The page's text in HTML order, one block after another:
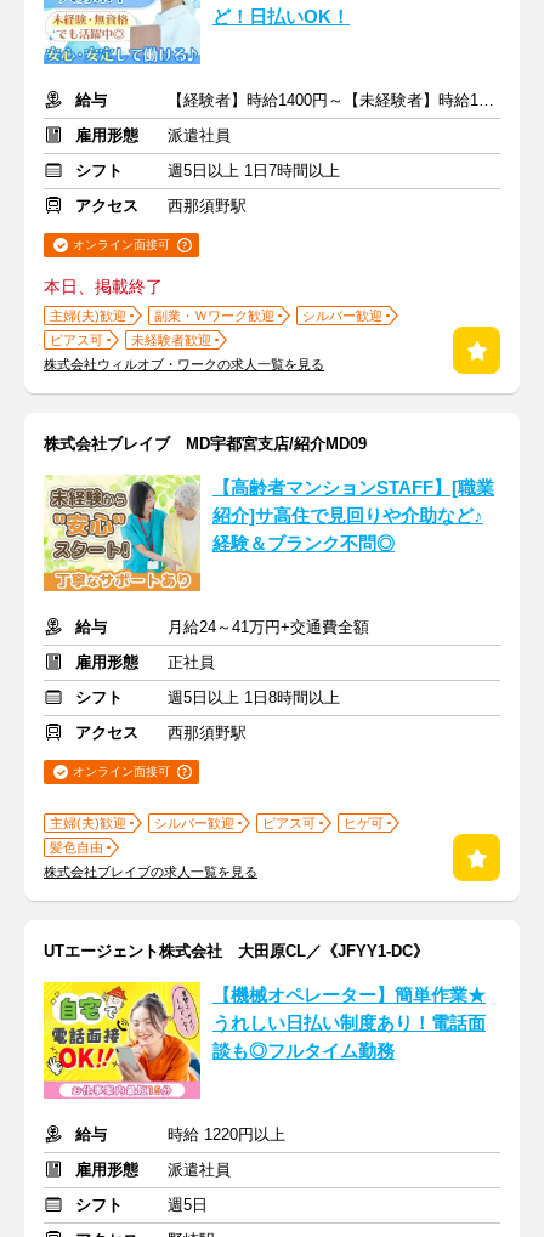
ど！日払いOK！
給与
【経験者】時給1400円～【未経験者】時給1300円～ ＋交通費
雇用形態
派遣社員
シフト
週5日以上 1日7時間以上
アクセス
西那須野駅
オンライン面接可
本日、掲載終了
主婦(夫)歓迎 副業・Ｗワーク歓迎
シルバー歓迎
ピアス可
未経験者歓迎
株式会社ウィルオブ・ワークの求人一覧を見る
株式会社ブレイブ MD宇都宮支店/紹介MD09
【高齢者マンションSTAFF】[職業
紹介]サ高住で見回りや介助など♪
経験＆ブランク不問◎
給与
月給24～41万円+交通費全額
雇用形態
正社員
シフト
週5日以上 1日8時間以上
アクセス
西那須野駅
オンライン面接可
主婦(夫)歓迎 シルバー歓迎 ピアス可
ヒゲ可
髪色自由
株式会社ブレイブの求人一覧を見る
UTエージェント株式会社 大田原CL／《JFYY1-DC》
【機械オペレーター】簡単作業★
うれしい日払い制度あり！電話面
談も◎フルタイム勤務
給与
時給 1220円以上
雇用形態
派遣社員
シフト
週5日